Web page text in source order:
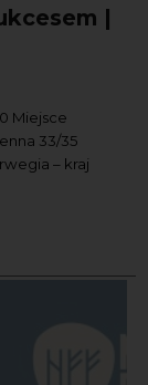
|
Miejsce
33/35
– kraj
w Norwegii: